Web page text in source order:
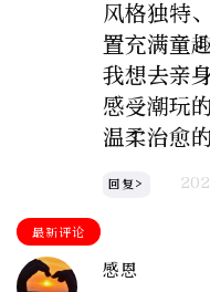
风格独特
置充满童
我想去亲
感受潮玩
温柔治愈
回复>
最新评论
感恩